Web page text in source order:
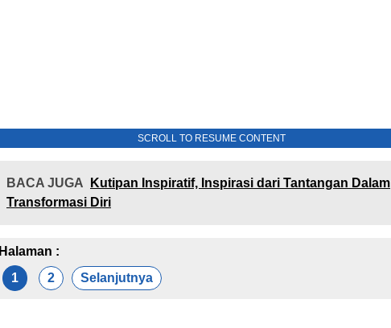
SCROLL TO RESUME CONTENT
BACA JUGA
Kutipan Inspiratif, Inspirasi dari Tantangan Dalam
Transformasi Diri
Halaman :
1
2 Selanjutnya